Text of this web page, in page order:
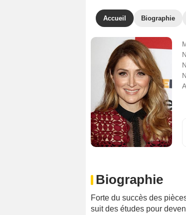
Accueil Biographie
Biographie
Forte du succès des
suit des études pour